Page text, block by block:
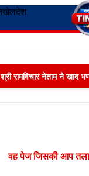
खेलदेश
रामविचार नेताम ने खाद
वह पेज जिसकी आप